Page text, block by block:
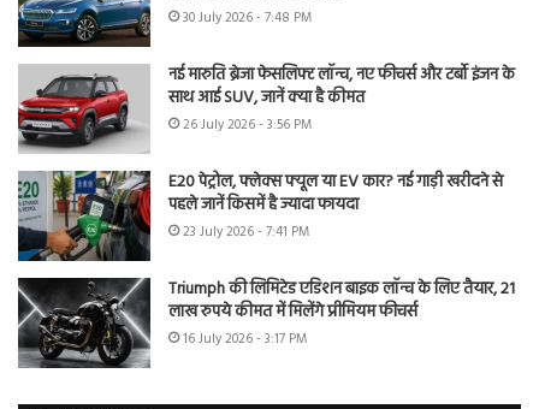
30 July 2026 - 7:48 PM
नई मारुति ब्रेजा फेसलिफ्ट लॉन्च, नए फीचर्स और टर्बो इंजन के
साथ आई SUV, जानें क्या है कीमत
26 July 2026 - 3:56 PM
E20 पेट्रोल, फ्लेक्स फ्यूल या EV कार? नई गाड़ी खरीदने से
पहले जानें किसमें है ज्यादा फायदा
23 July 2026 - 7:41 PM
Triumph की लिमिटेड एडिशन बाइक लॉन्च के लिए तैयार, 21
लाख रुपये कीमत में मिलेंगे प्रीमियम फीचर्स
16 July 2026 - 3:17 PM